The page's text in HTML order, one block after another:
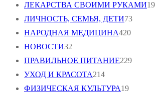
ЛЕКАРСТВА СВОИМИ РУКАМИ
ЛИЧНОСТЬ, СЕМЬЯ, ДЕТИ73
НАРОДНАЯ МЕДИЦИНА420
НОВОСТИ32
ПРАВИЛЬНОЕ ПИТАНИЕ229
УХОД И КРАСОТА214
ФИЗИЧЕСКАЯ КУЛЬТУРА19